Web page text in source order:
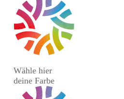
Wähle hier
deine Farbe